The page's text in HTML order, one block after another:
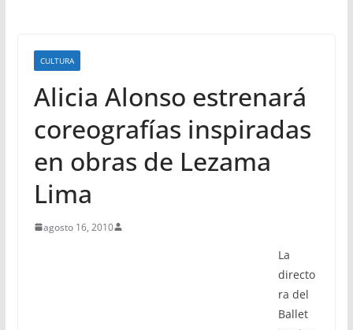
CULTURA
Alicia Alonso estrenará
coreografías inspiradas
en obras de Lezama
Lima
agosto 16, 2010
La
directo
ra del
Ballet